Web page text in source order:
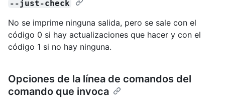
--just-check
No se imprime ninguna salida, pero se sale con el
código 0 si hay actualizaciones que hacer y con el
código 1 si no hay ninguna.
Opciones de la línea de comandos del
comando que invoca